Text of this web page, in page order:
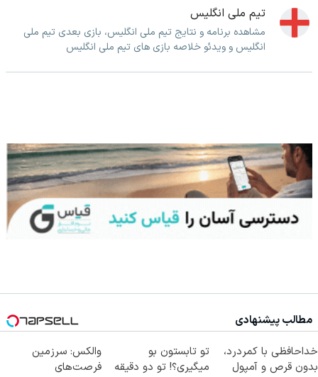
تیم ملی انگلیس
مشاهده برنامه و نتایج تیم ملی انگلیس، بازی بعدی تیم ملی
انگلیس و ویدئو خلاصه بازی های تیم ملی انگلیس
مطالب پیشنهادی
خداحافظی با کمردرد،
بدون قرص و آمپول
تو تابستون بو
میگیری؟! تو دو دقیقه
والکس: سرزمین
فرصت‌های